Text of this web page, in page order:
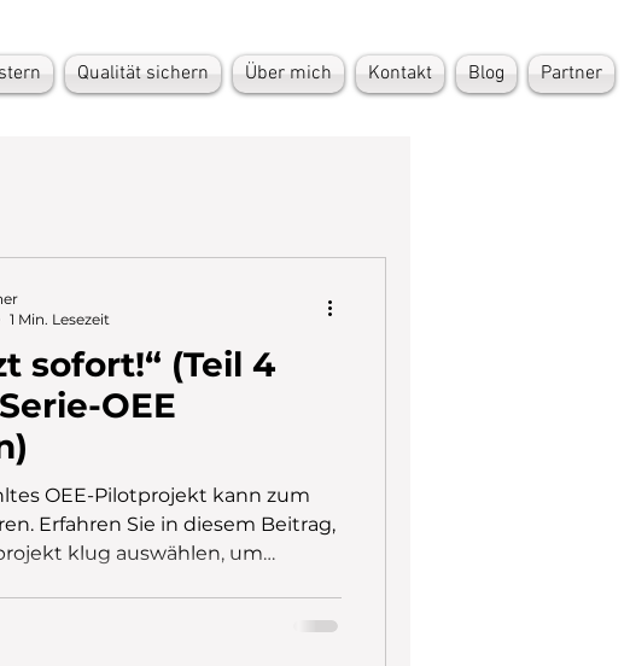
Qualität sichern Über mich Kontakt Blog Partner
sofort!“ (Teil 4
OEE
OEE-Pilotprojekt kann zum
Erfahren Sie in diesem Beitrag,
klug auswählen, um
1 Min. Lesezeit